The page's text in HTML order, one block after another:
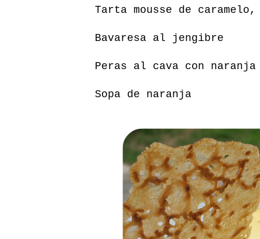
Tarta mousse de
Bavaresa al jengibre
Peras al cava con naranja
Sopa de naranja